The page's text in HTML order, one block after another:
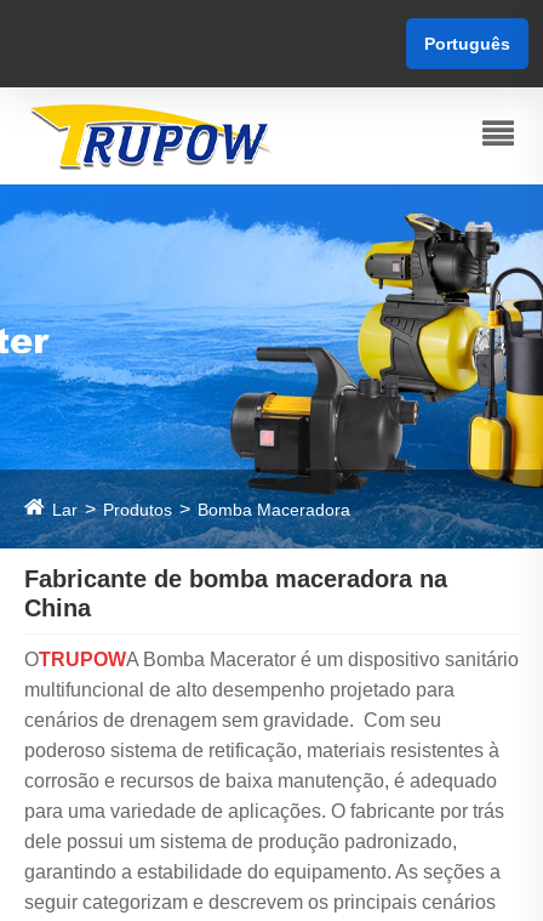
Português
Lar Produtos Bomba Maceradora
Fabricante de bomba maceradora na
China
OTRUPOWA Bomba Macerator é um dispositivo sanitário
multifuncional de alto desempenho projetado para
cenários de drenagem sem gravidade. Com seu
poderoso sistema de retificação, materiais resistentes à
corrosão e recursos de baixa manutenção, é adequado
para uma variedade de aplicações. O fabricante por trás
dele possui um sistema de produção padronizado,
garantindo a estabilidade do equipamento. As seções a
seguir categorizam e descrevem os principais cenários